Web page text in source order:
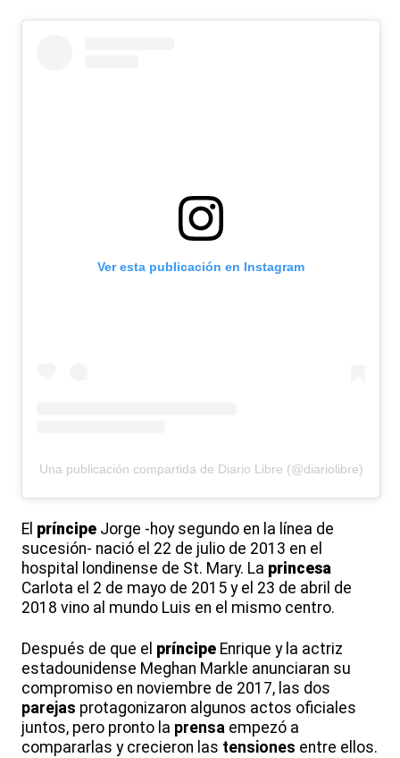
Ver esta publicación en Instagram
Una publicación compartida de Diario Libre (@diariolibre)
El príncipe Jorge -hoy segundo en la línea de
sucesión- nació el 22 de julio de 2013 en el
hospital londinense de St. Mary. La princesa
Carlota el 2 de mayo de 2015 y el 23 de abril de
2018 vino al mundo Luis en el mismo centro.
Después de que el príncipe Enrique y la actriz
estadounidense Meghan Markle anunciaran su
compromiso en noviembre de 2017, las dos
parejas protagonizaron algunos actos oficiales
juntos, pero pronto la prensa empezó a
compararlas y crecieron las tensiones entre ellos.